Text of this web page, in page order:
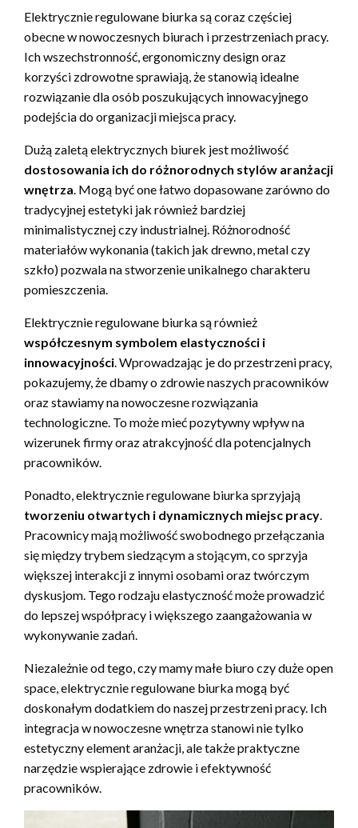
Elektrycznie regulowane biurka są coraz częściej
obecne w nowoczesnych biurach i przestrzeniach pracy.
Ich wszechstronność, ergonomiczny design oraz
korzyści zdrowotne sprawiają, że stanowią idealne
rozwiązanie dla osób poszukujących innowacyjnego
podejścia do organizacji miejsca pracy.
Dużą zaletą elektrycznych biurek jest możliwość
dostosowania ich do różnorodnych stylów aranżacji
wnętrza. Mogą być one łatwo dopasowane zarówno do
tradycyjnej estetyki jak również bardziej
minimalistycznej czy industrialnej. Różnorodność
materiałów wykonania (takich jak drewno, metal czy
szkło) pozwala na stworzenie unikalnego charakteru
pomieszczenia.
Elektrycznie regulowane biurka są również
współczesnym symbolem elastyczności i
innowacyjności. Wprowadzając je do przestrzeni pracy,
pokazujemy, że dbamy o zdrowie naszych pracowników
oraz stawiamy na nowoczesne rozwiązania
technologiczne. To może mieć pozytywny wpływ na
wizerunek firmy oraz atrakcyjność dla potencjalnych
pracowników.
Ponadto, elektrycznie regulowane biurka sprzyjają
tworzeniu otwartych i dynamicznych miejsc pracy.
Pracownicy mają możliwość swobodnego przełączania
się między trybem siedzącym a stojącym, co sprzyja
większej interakcji z innymi osobami oraz twórczym
dyskusjom. Tego rodzaju elastyczność może prowadzić
do lepszej współpracy i większego zaangażowania w
wykonywanie zadań.
Niezależnie od tego, czy mamy małe biuro czy duże open
space, elektrycznie regulowane biurka mogą być
doskonałym dodatkiem do naszej przestrzeni pracy. Ich
integracja w nowoczesne wnętrza stanowi nie tylko
estetyczny element aranżacji, ale także praktyczne
narzędzie wspierające zdrowie i efektywność
pracowników.